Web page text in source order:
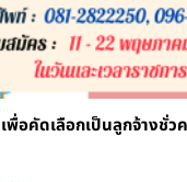
อคัดเลือกเป็นลูกจ้างชั่ว